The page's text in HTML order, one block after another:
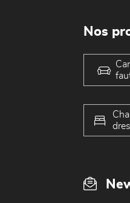
Nos